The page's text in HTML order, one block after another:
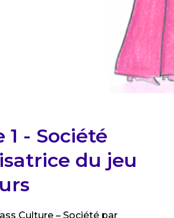
- Société
du jeu
Culture – Société par